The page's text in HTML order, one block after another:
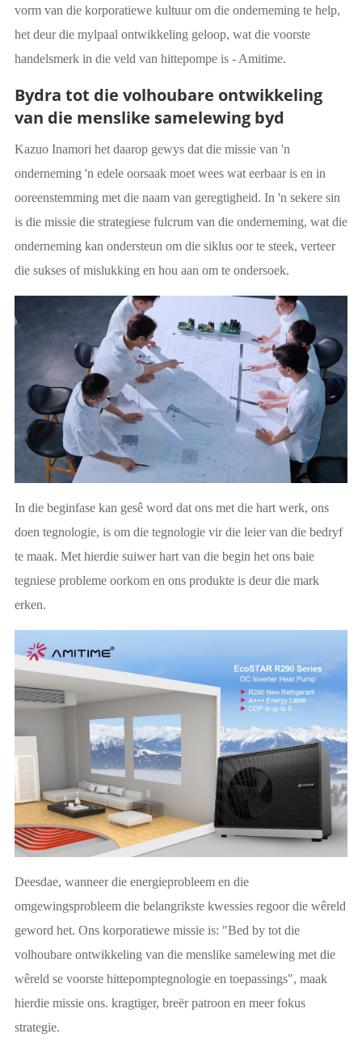
vorm van die korporatiewe kultuur om die onderneming te help,
het deur die mylpaal ontwikkeling geloop, wat die voorste
handelsmerk in die veld van hittepompe is - Amitime.
Bydra tot die volhoubare ontwikkeling
van die menslike samelewing byd
Kazuo Inamori het daarop gewys dat die missie van 'n
onderneming 'n edele oorsaak moet wees wat eerbaar is en in
ooreenstemming met die naam van geregtigheid. In 'n sekere sin
is die missie die strategiese fulcrum van die onderneming, wat die
onderneming kan ondersteun om die siklus oor te steek, verteer
die sukses of mislukking en hou aan om te ondersoek.
In die beginfase kan gesê word dat ons met die hart werk, ons
doen tegnologie, is om die tegnologie vir die leier van die bedryf
te maak. Met hierdie suiwer hart van die begin het ons baie
tegniese probleme oorkom en ons produkte is deur die mark
erken.
Deesdae, wanneer die energieprobleem en die
omgewingsprobleem die belangrikste kwessies regoor die wêreld
geword het. Ons korporatiewe missie is: "Bed by tot die
volhoubare ontwikkeling van die menslike samelewing met die
wêreld se voorste hittepomptegnologie en toepassings", maak
hierdie missie ons. kragtiger, breër patroon en meer fokus
strategie.